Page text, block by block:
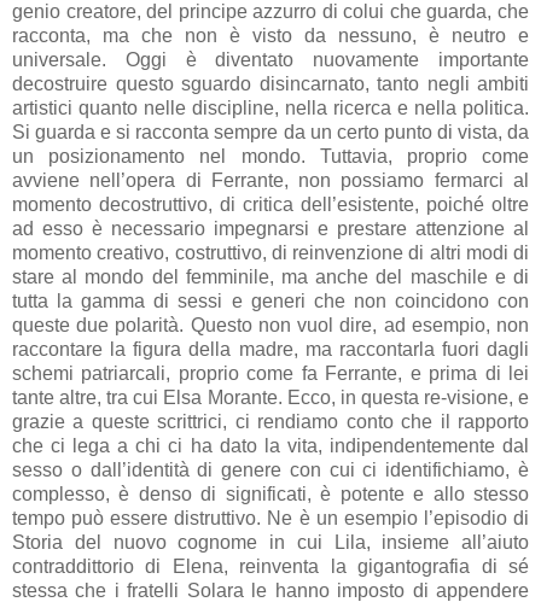
genio creatore, del principe azzurro di colui che guarda, che
racconta, ma che non è visto da nessuno, è neutro e
universale. Oggi è diventato nuovamente importante
decostruire questo sguardo disincarnato, tanto negli ambiti
artistici quanto nelle discipline, nella ricerca e nella politica.
Si guarda e si racconta sempre da un certo punto di vista, da
un posizionamento nel mondo. Tuttavia, proprio come
avviene nell’opera di Ferrante, non possiamo fermarci al
momento decostruttivo, di critica dell’esistente, poiché oltre
ad esso è necessario impegnarsi e prestare attenzione al
momento creativo, costruttivo, di reinvenzione di altri modi di
stare al mondo del femminile, ma anche del maschile e di
tutta la gamma di sessi e generi che non coincidono con
queste due polarità. Questo non vuol dire, ad esempio, non
raccontare la figura della madre, ma raccontarla fuori dagli
schemi patriarcali, proprio come fa Ferrante, e prima di lei
tante altre, tra cui Elsa Morante. Ecco, in questa re-visione, e
grazie a queste scrittrici, ci rendiamo conto che il rapporto
che ci lega a chi ci ha dato la vita, indipendentemente dal
sesso o dall’identità di genere con cui ci identifichiamo, è
complesso, è denso di significati, è potente e allo stesso
tempo può essere distruttivo. Ne è un esempio l’episodio di
Storia del nuovo cognome in cui Lila, insieme all’aiuto
contraddittorio di Elena, reinventa la gigantografia di sé
stessa che i fratelli Solara le hanno imposto di appendere